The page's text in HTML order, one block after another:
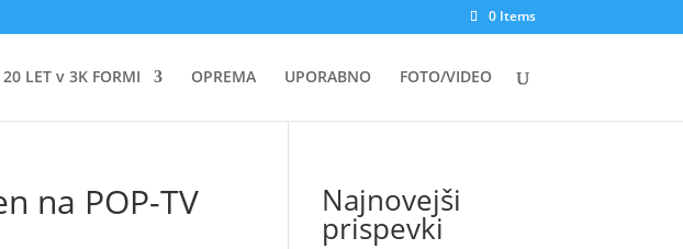
0 Items
20 LET v 3K FORMI OPREMA UPORABNO FOTO/VIDEO
na POP-TV Najnovejši
prispevki